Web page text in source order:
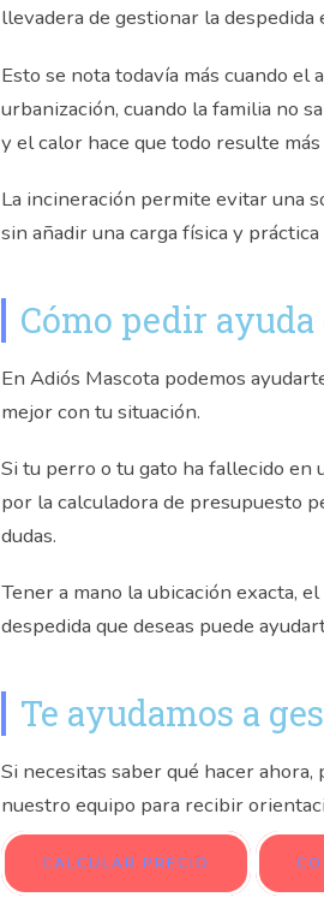
llevadera de gestionar la despedida
Esto se nota todavía más cuando el
urbanización, cuando la familia no
y el calor hace que todo resulte
La incineración permite evitar una
sin añadir una carga física y
Cómo pedir
En Adiós Mascota podemos
mejor con tu situación.
Si tu perro o tu gato ha fallecido en
por la calculadora de presupuesto
dudas.
Tener a mano la ubicación exacta,
despedida que deseas puede
Te ayudamos a
Si necesitas saber qué hacer
nuestro equipo para recibir
CALCULAR PRECIO